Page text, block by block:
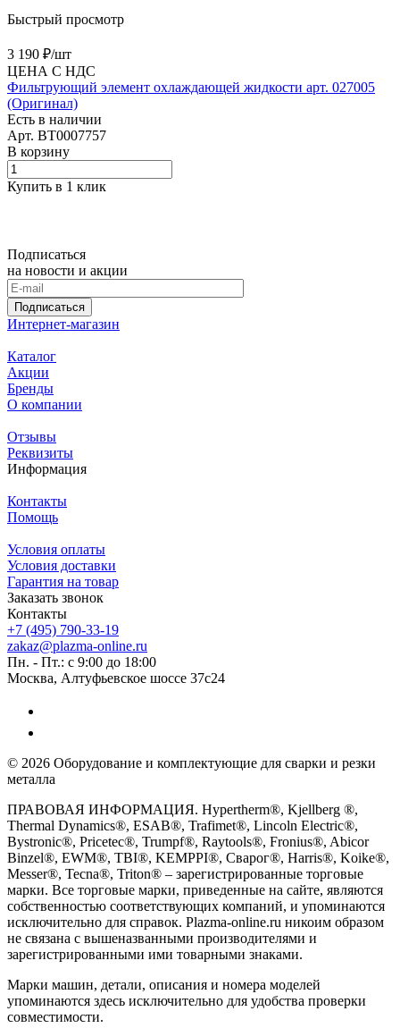
Быстрый просмотр
3 190 ₽/шт
ЦЕНА С НДС
Фильтрующий элемент охлаждающей жидкости арт. 027005
(Оригинал)
Есть в наличии
Арт. BT0007757
В корзину
Купить в 1 клик
Подписаться
на новости и акции
Подписаться
Интернет-магазин
Каталог
Акции
Бренды
О компании
Отзывы
Реквизиты
Информация
Контакты
Помощь
Условия оплаты
Условия доставки
Гарантия на товар
Заказать звонок
Контакты
+7 (495) 790-33-19
zakaz@plazma-online.ru
Пн. - Пт.: с 9:00 до 18:00
Москва, Алтуфьевское шоссе 37с24
© 2026 Оборудование и комплектующие для сварки и резки
металла
ПРАВОВАЯ ИНФОРМАЦИЯ. Hypertherm®, Kjellberg ®,
Thermal Dynamics®, ESAB®, Trafimet®, Lincoln Electric®,
Bystronic®, Pricetec®, Trumpf®, Raytools®, Fronius®, Abicor
Binzel®, EWM®, TBI®, KEMPPI®, Сварог®, Harris®, Koike®,
Messer®, Tecna®, Triton® – зарегистрированные торговые
марки. Все торговые марки, приведенные на сайте, являются
собственностью соответствующих компаний, и упоминаются
исключительно для справок. Plazma-online.ru никоим образом
не связана с вышеназванными производителями и
зарегистрированными ими товарными знаками.
Марки машин, детали, описания и номера моделей
упоминаются здесь исключительно для удобства проверки
совместимости.